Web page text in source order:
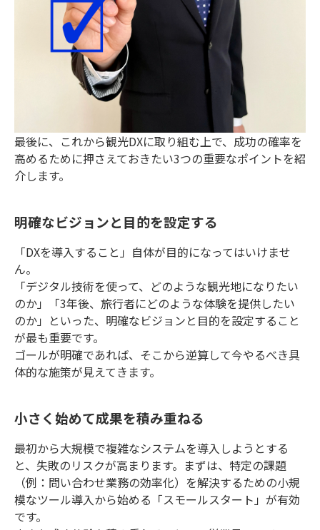
最後に、これから観光DXに取り組む上で、成功の確率を
高めるために押さえておきたい3つの重要なポイントを紹
介します。
明確なビジョンと目的を設定する
「DXを導入すること」自体が目的になってはいけませ
ん。
「デジタル技術を使って、どのような観光地になりたい
のか」「3年後、旅行者にどのような体験を提供したい
のか」といった、明確なビジョンと目的を設定すること
が最も重要です。
ゴールが明確であれば、そこから逆算して今やるべき具
体的な施策が見えてきます。
小さく始めて成果を積み重ねる
最初から大規模で複雑なシステムを導入しようとする
と、失敗のリスクが高まります。まずは、特定の課題
（例：問い合わせ業務の効率化）を解決するための小規
模なツール導入から始める「スモールスタート」が有効
です。